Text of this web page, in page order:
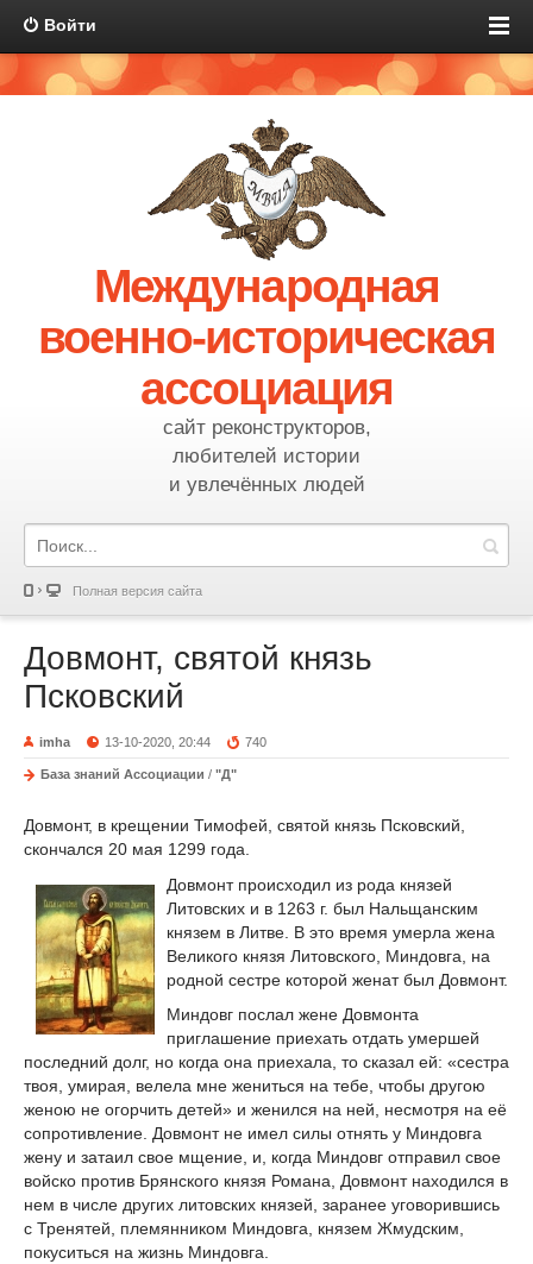
Войти
Международная
военно-историческая
ассоциация
сайт реконструкторов,
любителей истории
и увлечённых людей
Полная версия сайта
Довмонт, святой князь
Псковский
imha 13-10-2020, 20:44 740
База знаний Ассоциации / "Д"
Довмонт, в крещении Тимофей, святой князь Псковский,
скончался 20 мая 1299 года.
Довмонт происходил из рода князей
Литовских и в 1263 г. был Нальщанским
князем в Литве. В это время умерла жена
Великого князя Литовского, Миндовга, на
родной сестре которой женат был Довмонт.
Миндовг послал жене Довмонта
приглашение приехать отдать умершей
последний долг, но когда она приехала, то сказал ей: «сестра
твоя, умирая, велела мне жениться на тебе, чтобы другою
женою не огорчить детей» и женился на ней, несмотря на её
сопротивление. Довмонт не имел силы отнять у Миндовга
жену и затаил свое мщение, и, когда Миндовг отправил свое
войско против Брянского князя Романа, Довмонт находился в
нем в числе других литовских князей, заранее уговорившись
с Тренятей, племянником Миндовга, князем Жмудским,
покуситься на жизнь Миндовга.